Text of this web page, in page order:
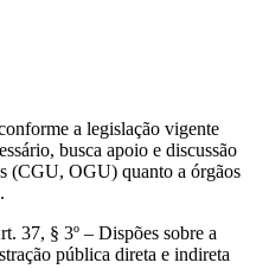
a legislação vigente
busca apoio e discussão
(CGU, OGU) quanto a órgãos
37, § 3º – Dispões sobre a
pública direta e indireta